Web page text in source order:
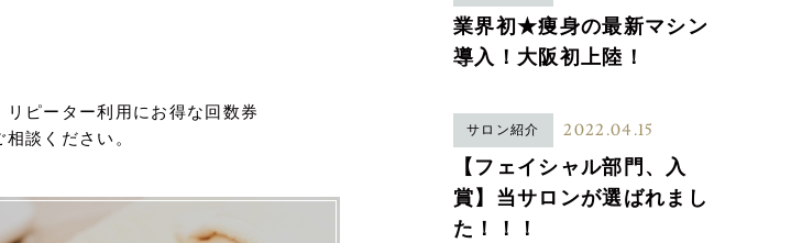
ピーター利用にお得な回数券
談ください。
業界初★痩身の最新マシン
導入！大阪初上陸！
サロン紹介 2022.04.15
【フェイシャル部門、入
賞】当サロンが選ばれまし
た！！！